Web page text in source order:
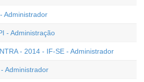
Administrador
- Administração
- 2014 - IF-SE - Administrador
Administrador